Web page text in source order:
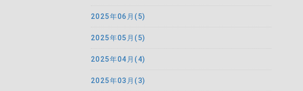
2025年06月(5)
2025年05月(5)
2025年04月(4)
2025年03月(3)